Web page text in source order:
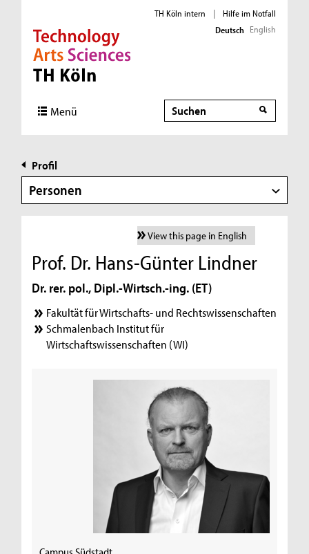
Direkt zur Hauptnavigation
Direkt zur Subnavigation
Direkt zum Inhalt
Direkt zum Fußbereich
TH Köln intern |
Hilfe im Notfall
Deutsch English
Menü Suche
Profil
Personen
View this page in English
Prof. Dr. Hans-Günter Lindner
Dr. rer. pol., Dipl.-Wirtsch.-ing. (ET)
Fakultät für Wirtschafts- und Rechtswissenschaften
Schmalenbach Institut für
Wirtschaftswissenschaften (WI)